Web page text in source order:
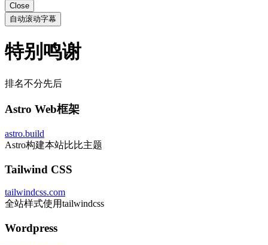
Close
自动滚动字幕
特别鸣谢
排名不分先后
Astro Web框架
astro.build
Astro构建本站比比主题
Tailwind CSS
tailwindcss.com
全站样式使用tailwindcss
Wordpress